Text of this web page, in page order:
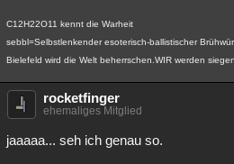
C12H22O11 kennt die Warheit
sebbl=Selbstlenkender esoterisch-ballistischer
Bielefeld wird die Welt beherrschen.WIR werden siegen
rocketfinger
ehemaliges Mitglied
jaaaaa... seh ich genau so.